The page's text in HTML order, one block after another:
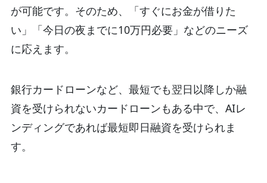
が可能です。そのため、「すぐにお金が借りた
い」「今日の夜までに10万円必要」などのニーズ
に応えます。
銀行カードローンなど、最短でも翌日以降しか融
資を受けられないカードローンもある中で、AIレ
ンディングであれば最短即日融資を受けられま
す。